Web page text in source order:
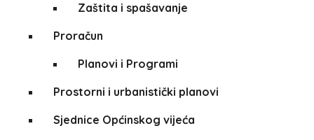
Zaštita i spašavanje
Proračun
Planovi i Programi
Prostorni i urbanistički planovi
Sjednice Općinskog vijeća